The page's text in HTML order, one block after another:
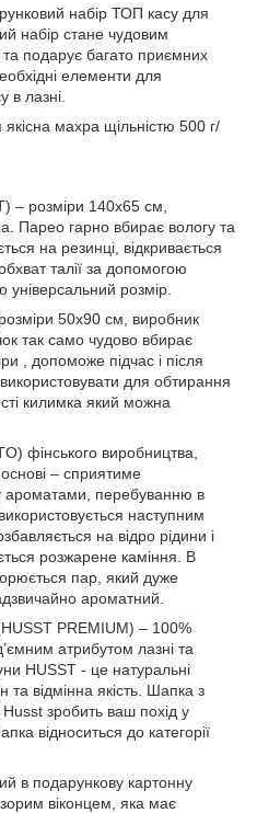
набір ТОП касу для
набір стане чудовим
подарує багато приємних
елементи для
в лазні.
якісна махра щільністю 500 г/
140х65 см,
Парео гарно вбирає вологу та
на резинці, відкривається
талії за допомогою
розмір.
50х90 см, виробник
так само чудово вбирає
, допоможе підчас і після
для обтирання
килимка який можна
виробництва,
– сприятиме
перебуванню в
наступним
на відро рідини і
розжарене каміння. В
пар, який дуже
ароматний.
PREMIUM) – 100%
атрибутом лазні та
HUSST - це натуральні
відмінна якість. Шапка з
зробить ваш похід у
відноситься до категорії
в подарункову картонну
віконцем, яка має